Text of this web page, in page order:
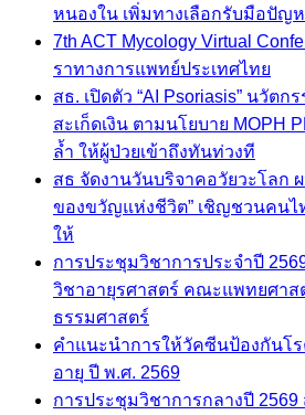
หนองใน เพิ่มทางเลือกรับมือปัญ
7th ACT Mycology Virtual
ราทางการแพทย์ประเทศไทย
สธ. เปิดตัว “AI Psoriasis” นวัต
สะเก็ดเงิน ตามนโยบาย MOPH
ล้ำ ให้ผู้ป่วยเข้าถึงทันท่วงที
สธ จัดงานวันบริจาคอวัยวะโลก
ของขวัญแห่งชีวิต” เชิญชวนคนไ
ให้
การประชุมวิชาการประจำปี
วิชาอายุรศาสตร์ คณะแพทยศาส
ธรรมศาสตร์
คำแนะนำการให้วัคซีนป้องกันโ
อายุ ปี พ.ศ. 2569
การประชุมวิชาการกลางปี